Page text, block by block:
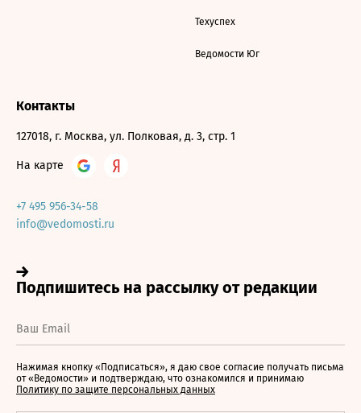
Техуспех
Ведомости Юг
Контакты
127018, г. Москва, ул. Полковая, д. 3, стр. 1
На карте
+7 495 956-34-58
info@vedomosti.ru
Нажимая кнопку «Подписаться», я даю свое согласие получать письма
от «Ведомости» и подтверждаю, что ознакомился и принимаю
Политику по защите персональных данных